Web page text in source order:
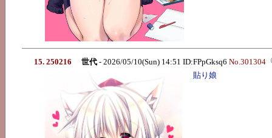
15. 250216 世代 - 2026/05/10(Sun) 14:51 ID:FPpGksq6 No.301304
貼り娘